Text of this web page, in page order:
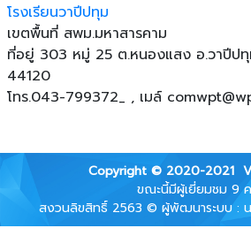
โรงเรียนวาปีปทุม
เขตพื้นที่ สพม.มหาสารคาม
ที่อยู่ 303 หมู่ 25 ต.หนองแสง อ.วาปีปทุ
44120
โทร.043-799372_ , เมล์
Copyright © 2020-2021
ขณะนี้มีผู้เยี่ยมชม 9
สงวนลิขสิทธิ์ 2563 © ผู้พัฒนาระบบ :